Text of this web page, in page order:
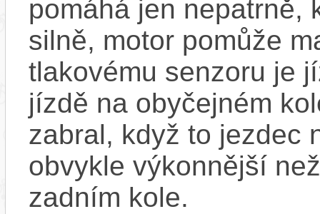
pomáhá jen nepatrně,
silně, motor pomůže
tlakovému senzoru je
jízdě na obyčejném
zabral, když to jezdec
obvykle výkonnější
zadním kole.